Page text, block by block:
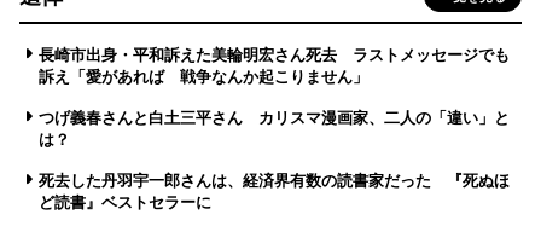
長崎市出身・平和訴えた美輪明宏さん死去 ラストメッセージでも
訴え「愛があれば 戦争なんか起こりません」
つげ義春さんと白土三平さん カリスマ漫画家、二人の「違い」と
は？
死去した丹羽宇一郎さんは、経済界有数の読書家だった 『死ぬほ
ど読書』ベストセラーに